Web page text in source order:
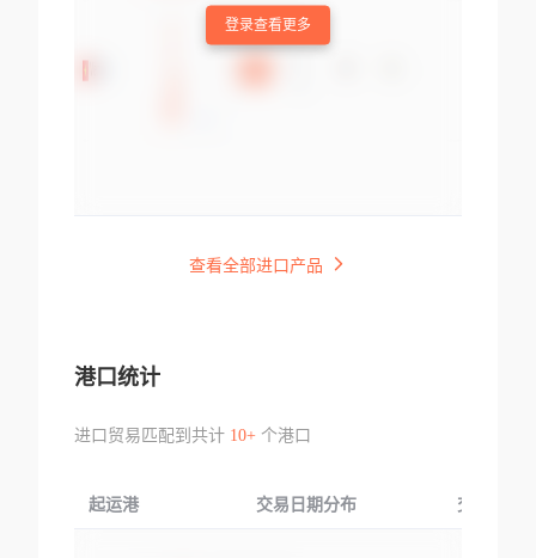
登录查看更多
查看全部进口产品
港口统计
进口贸易匹配到共计 10+个港口
起运港 交易日期分布 交易产品